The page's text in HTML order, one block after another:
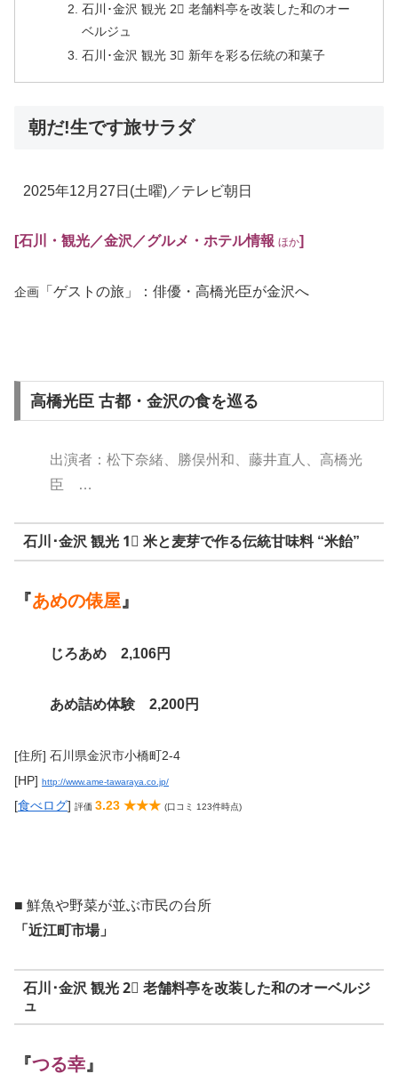
石川･金沢 観光 2⃣ 老舗料亭を改装した和のオー
ベルジュ
石川･金沢 観光 3⃣ 新年を彩る伝統の和菓子
朝だ!生です旅サラダ
2025年12月27日 (土曜) ／テレビ朝日
[石川・観光／金沢／グルメ・ホテル情報 ほか]
企画 「ゲストの旅」：俳優・高橋光臣が金沢へ
高橋光臣 古都・金沢の食を巡る
出演者：松下奈緒、勝俣州和、藤井直人、高橋光
臣 …
石川･金沢 観光 1⃣ 米と麦芽で作る伝統甘味料 “米飴”
『あめの俵屋』
じろあめ 2,106円
あめ詰め体験 2,200円
[住所] 石川県金沢市小橋町2-4
[HP] http://www.ame-tawaraya.co.jp/
[食べログ] 評価 3.23 ★★★ (口コミ 123件時点)
■ 鮮魚や野菜が並ぶ市民の台所
「近江町市場」
石川･金沢 観光 2⃣ 老舗料亭を改装した和のオーベルジ
ュ
『つる幸』